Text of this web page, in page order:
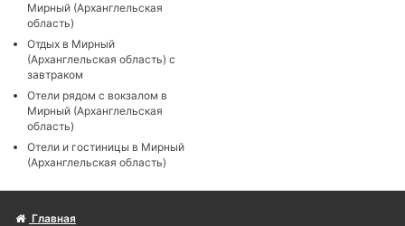
Мирный (Арханглельская
область)
Отдых в Мирный
(Арханглельская область) с
завтраком
Отели рядом с вокзалом в
Мирный (Арханглельская
область)
Отели и гостиницы в Мирный
(Арханглельская область)
Главная